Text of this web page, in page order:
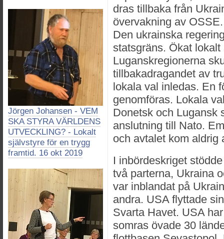
Jörgen Johansen - VEM
SKA STYRA VÄRLDENS
UTVECKLING? - Lokalt
självstyre för en trygg
framtid. 16 okt 2019
dras tillbaka från
övervakning av
Den ukrainska
statsgräns. Ökat
Luganskregionerna
tillbakadragandet av
lokala val inledas. En
genomföras. Lokala
Donetsk och Lugansk
anslutning till Nato.
och avtalet kom aldrig
I inbördeskriget
två parterna, Ukraina
var inblandat på
andra. USA flyttade
Svarta Havet. USA
somras övade 30